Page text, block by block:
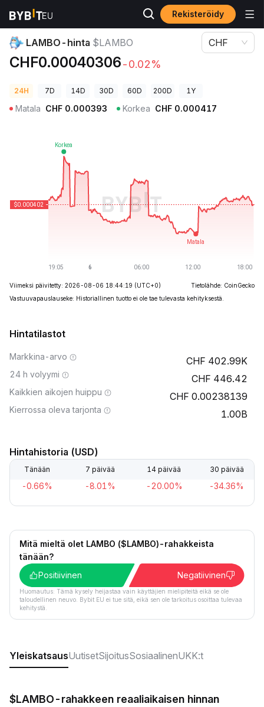
Rekisteröidy
Kryptohinnat
LAMBO-hinta $LAMBO
CHF0.00040306-0.02%
CHF
24H 7D 14D 30D 60D 200D 1Y
Matala CHF 0.000393 Korkea CHF 0.000417
Viimeksi päivitetty: 2026-08-06 18:44:19 (UTC+0)
Tietolähde: CoinGecko
Vastuuvapauslauseke: Historiallinen tuotto ei ole tae tulevasta kehityksestä.
Hintatilastot
Markkina-arvo 402.99K
24 h volyymi 446.42
Kaikkien aikojen huippu 0.00238139
Kierrossa oleva tarjonta 1.00B
Hintahistoria (USD)
Tänään 7 päivää 14 päivää 30 päivää
-0.66% -8.01% -20.00% -34.36%
Mitä mieltä olet LAMBO ($LAMBO)-rahakkeista
tänään?
Positiivinen
Negatiivinen
Huomautus: Tämä kysely heijastaa vain käyttäjien mielipiteitä eikä se ole
taloudellinen neuvo. Bybit EU ei tue sitä, eikä sen ole tarkoitus osoittaa tulevaa
kehitystä.
YleiskatsausUutisetSijoitusSosiaalinenUKK:t
$LAMBO-rahakkeen reaaliaikaisen hinnan